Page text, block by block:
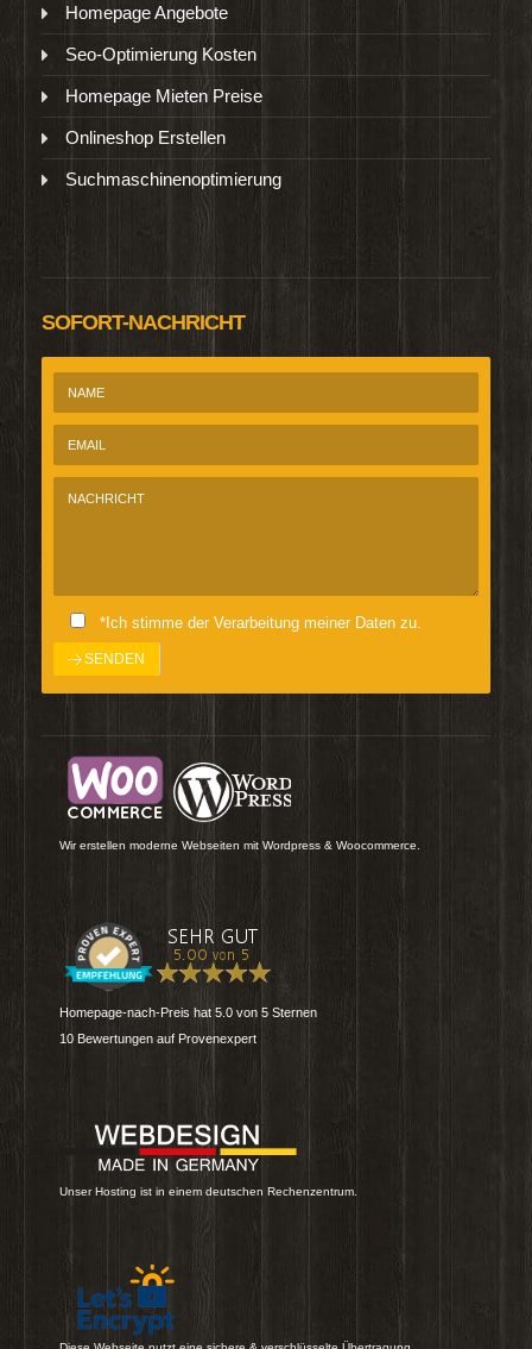
Homepage Angebote
Seo-Optimierung Kosten
Homepage Mieten Preise
Onlineshop Erstellen
Suchmaschinenoptimierung
SOFORT-NACHRICHT
*Ich stimme der Verarbeitung meiner Daten zu.
Wir erstellen moderne Webseiten mit Wordpress & Woocommerce.
Homepage-nach-Preis hat 5.0 von 5 Sternen
10 Bewertungen auf Provenexpert
Unser Hosting ist in einem deutschen Rechenzentrum.